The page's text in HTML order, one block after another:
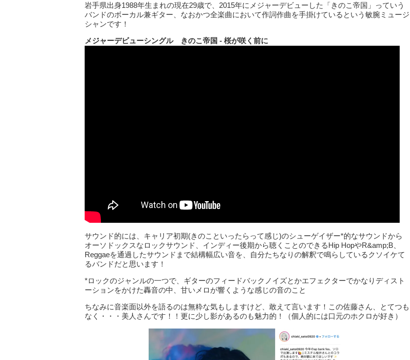
岩手県出身1988年生まれの現在29歳で、2015年にメジャーデビューした「きのこ帝国」っていう
バンドのボーカル兼ギター、なおかつ全楽曲において作詞作曲を手掛けているという敏腕ミュージ
シャンです！
メジャーデビューシングル きのこ帝国 - 桜が咲く前に
サウンド的には、キャリア初期(きのこといったらって感じ)のシューゲイザー*的なサウンドから
オーソドックスなロックサウンド、インディー後期から聴くことのできるHip HopやR&amp;B、
Reggaeを通過したサウンドまで結構幅広い音を、自分たちなりの解釈で鳴らしているクソイケて
るバンドだと思います！
*ロックのジャンルの一つで、ギターのフィードバックノイズとかエフェクターでかなりディスト
ーションをかけた轟音の中、甘いメロが響くような感じの音のこと
ちなみに音楽面以外を語るのは無粋な気もしますけど、敢えて言います！この佐藤さん、とてつも
なく・・・美人さんです！！更に少し影があるのも魅力的！（個人的には口元のホクロが好き）